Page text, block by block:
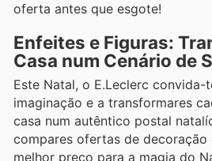
oferta antes que esgote!
Enfeites e Figuras:
Casa num Cenário de
Este Natal, o E.Leclerc convida-
imaginação e a transformares
casa num autêntico postal
compares ofertas de decoração
melhor preço para a magia do